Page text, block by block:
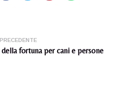
fortuna per cani e persone